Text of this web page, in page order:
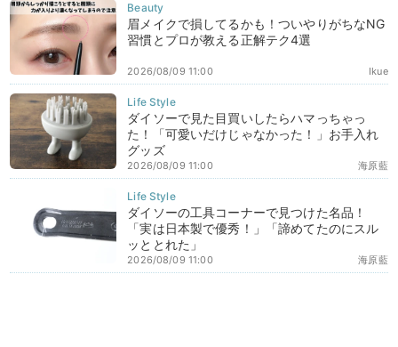
眉メイクで損してるかも！ついやりがちなNG
習慣とプロが教える正解テク4選
Ikue
2026/08/09 11:00
ダイソーで見た目買いしたらハマっちゃっ
た！「可愛いだけじゃなかった！」お手入れ
グッズ
海原藍
2026/08/09 11:00
ダイソーの工具コーナーで見つけた名品！
「実は日本製で優秀！」「諦めてたのにスル
ッととれた」
海原藍
2026/08/09 11:00